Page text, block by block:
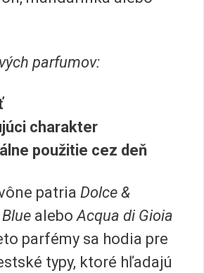
parfumov:
charakter
použitie cez deň
patria Dolce &
alebo Acqua di Gioia
parfémy sa hodia pre
typy, ktoré hľadajú